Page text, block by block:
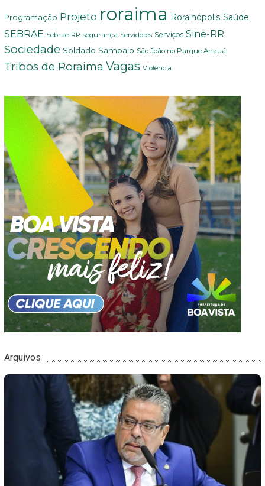
Programação Projeto roraima Rorainópolis Saúde
SEBRAE Sebrae-RR segurança Servidores Serviços Sine-RR
Sociedade Soldado Sampaio São João no Parque Anauá
Tribos de Roraima Vagas Violência
Arquivos